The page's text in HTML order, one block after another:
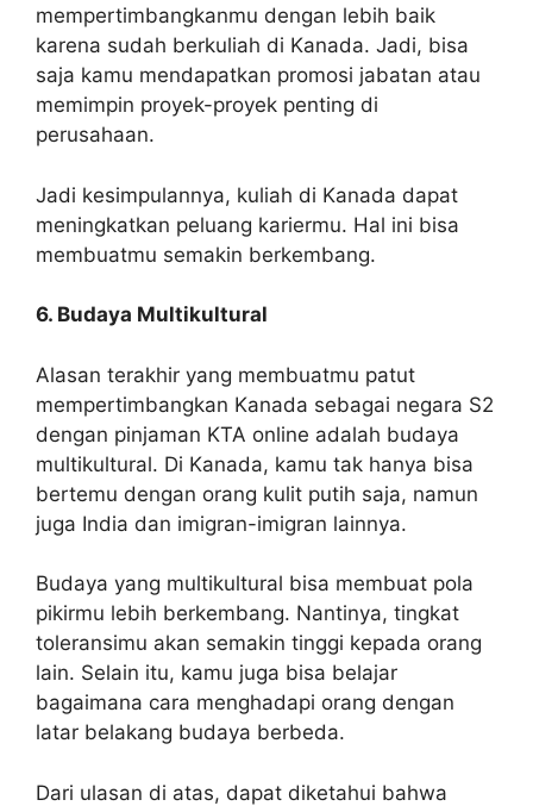
mempertimbangkanmu dengan lebih baik
karena sudah berkuliah di Kanada. Jadi, bisa
saja kamu mendapatkan promosi jabatan atau
memimpin proyek-proyek penting di
perusahaan.
Jadi kesimpulannya, kuliah di Kanada dapat
meningkatkan peluang kariermu. Hal ini bisa
membuatmu semakin berkembang.
6. Budaya Multikultural
Alasan terakhir yang membuatmu patut
mempertimbangkan Kanada sebagai negara S2
dengan pinjaman KTA online adalah budaya
multikultural. Di Kanada, kamu tak hanya bisa
bertemu dengan orang kulit putih saja, namun
juga India dan imigran-imigran lainnya.
Budaya yang multikultural bisa membuat pola
pikirmu lebih berkembang. Nantinya, tingkat
toleransimu akan semakin tinggi kepada orang
lain. Selain itu, kamu juga bisa belajar
bagaimana cara menghadapi orang dengan
latar belakang budaya berbeda.
Dari ulasan di atas, dapat diketahui bahwa